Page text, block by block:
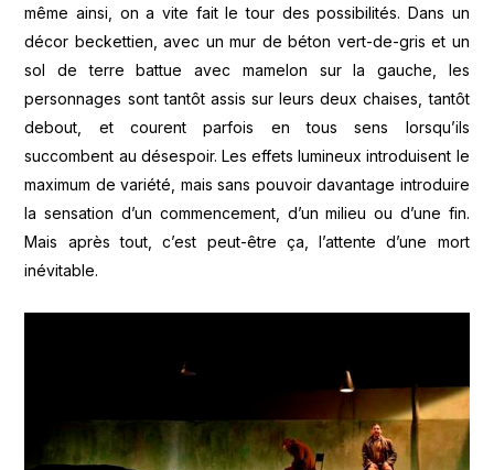
même ainsi, on a vite fait le tour des possibilités. Dans un
décor beckettien, avec un mur de béton vert-de-gris et un
sol de terre battue avec mamelon sur la gauche, les
personnages sont tantôt assis sur leurs deux chaises, tantôt
debout, et courent parfois en tous sens lorsqu’ils
succombent au désespoir. Les effets lumineux introduisent le
maximum de variété, mais sans pouvoir davantage introduire
la sensation d’un commencement, d’un milieu ou d’une fin.
Mais après tout, c’est peut-être ça, l’attente d’une mort
inévitable.